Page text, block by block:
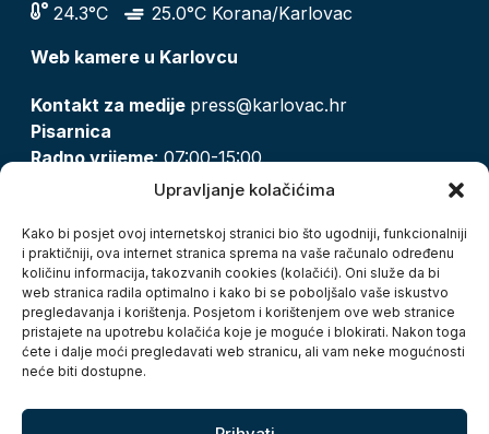
Upravljanje kolačićima
Kako bi posjet ovoj internetskoj stranici bio što ugodniji, funkcionalniji
i praktičniji, ova internet stranica sprema na vaše računalo određenu
količinu informacija, takozvanih cookies (kolačići). Oni služe da bi
web stranica radila optimalno i kako bi se poboljšalo vaše iskustvo
pregledavanja i korištenja. Posjetom i korištenjem ove web stranice
pristajete na upotrebu kolačića koje je moguće i blokirati. Nakon toga
ćete i dalje moći pregledavati web stranicu, ali vam neke mogućnosti
neće biti dostupne.
24.3°C
25.0°C Korana/Karlovac
Web kamere u Karlovcu
Kontakt za medije press@karlovac.hr
Pisarnica
Radno vrijeme: 07:00-15:00
pisarnica@karlovac.hr
Zaštita osobnih podataka
Pristup informacijama
Kolačići
Izjava o pristupačnosti